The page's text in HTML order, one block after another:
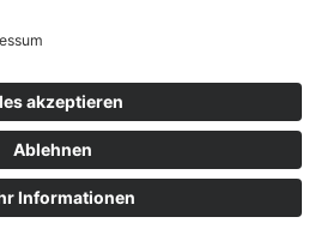
byInternetagentur Nürnberg